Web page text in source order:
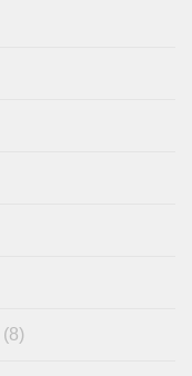
(8)